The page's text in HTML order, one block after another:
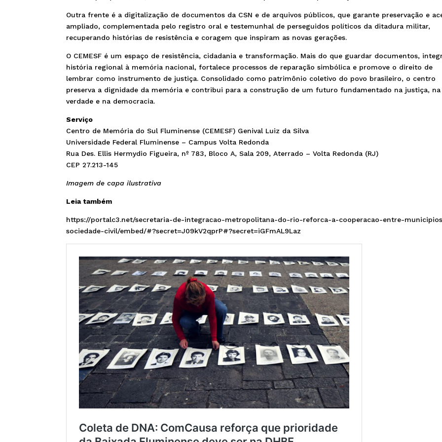
Outra frente é a digitalização de documentos da CSN e de arquivos públicos, que garante preservação e
ampliado, complementada pelo registro oral e testemunhal de perseguidos políticos da ditadura militar,
recuperando histórias de resistência e coragem que inspiram as novas gerações.
O CEMESF é um espaço de resistência, cidadania e transformação. Mais do que guardar documentos,
história regional à memória nacional, fortalece processos de reparação simbólica e promove o direito de
lembrar como instrumento de justiça. Consolidado como patrimônio coletivo do povo brasileiro, o centro
preserva a dignidade da memória e contribui para a construção de um futuro fundamentado na justiça, na
verdade e na democracia.
Serviço
Centro de Memória do Sul Fluminense (CEMESF) Genival Luiz da Silva
Universidade Federal Fluminense – Campus Volta Redonda
Rua Des. Ellis Hermydio Figueira, nº 783, Bloco A, Sala 209, Aterrado – Volta Redonda (RJ)
CEP 27.213-145
Imagem de capa ilustrativa
Leia também
https://portalc3.net/secretaria-de-integracao-metropolitana-do-rio-reforca-a-cooperacao-entre-
sociedade-civil/embed/#?secret=J09kV2qprP#?secret=iGFmAL9Laz